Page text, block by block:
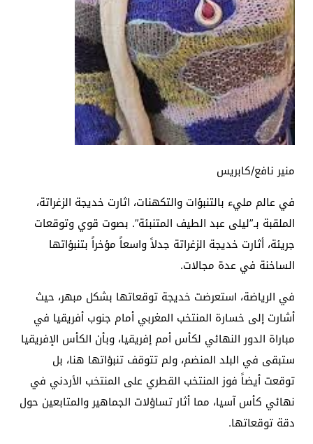
منير نافع/كابريس
في عالم مليء بالتنبؤات والتكهنات، اثارت خديجة الزغراتة،
الملقبة بـ”ليلى عبد الطيف المتنبئة”. بصوت قوي وتوقعات
جريئة، أثارت خديجة الزغراتة جدلاً واسعاً مؤخراً بتنبؤاتها
الساخنة في عدة مجالات.
في الرياضة، استعرضت خديجة توقعاتها بشكل مبهر، حيث
أشارت إلى خسارة المنتخب المغربي أمام جنوب أفريقيا في
مباراة الدور النهائي لكأس أمم إفريقيا، وبأن الكأس الإفريقيا
ستبقى في البلد المنضم، ولم تتوقف تنبؤاتها هنا، بل
توقعت أيضاً فوز المنتخب القطري على المنتخب الأردني في
نهائي كأس آسيا، مما أثار تساؤلات الجماهير والمتابعين حول
دقة توقعاتها.